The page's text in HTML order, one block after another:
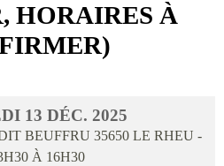
HORAIRES À
13 DÉC. 2025
BEUFFRU 35650 LE RHEU -
À 16H30